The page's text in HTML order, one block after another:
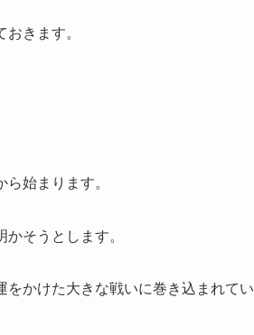
きます。
始まります。
そうとします。
をかけた大きな戦いに巻き込まれてい